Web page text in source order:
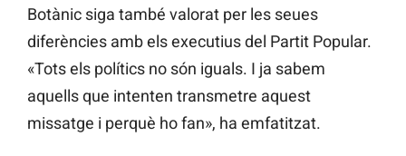
Botànic siga també valorat per les seues
diferències amb els executius del Partit Popular.
«Tots els polítics no són iguals. I ja sabem
aquells que intenten transmetre aquest
missatge i perquè ho fan», ha emfatitzat.